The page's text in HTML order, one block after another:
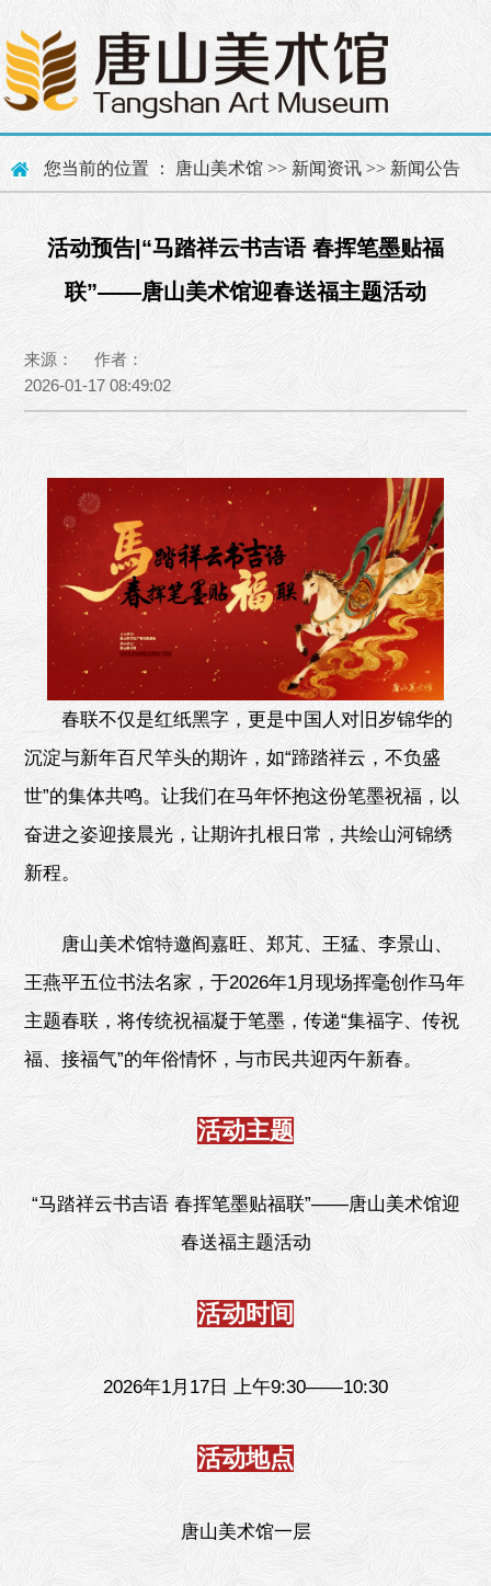
您当前的位置 ： 唐山美术馆 >> 新闻资讯 >> 新闻公告
活动预告|“马踏祥云书吉语 春挥笔墨贴福
联”——唐山美术馆迎春送福主题活动
来源： 作者：
2026-01-17 08:49:02
春联不仅是红纸黑字，更是中国人对旧岁锦华的
沉淀与新年百尺竿头的期许，如“蹄踏祥云，不负盛
世”的集体共鸣。让我们在马年怀抱这份笔墨祝福，以
奋进之姿迎接晨光，让期许扎根日常，共绘山河锦绣
新程。
唐山美术馆特邀阎嘉旺、郑芃、王猛、李景山、
王燕平五位书法名家，于2026年1月现场挥毫创作马年
主题春联，将传统祝福凝于笔墨，传递“集福字、传祝
福、接福气”的年俗情怀，与市民共迎丙午新春。
活动主题
“马踏祥云书吉语 春挥笔墨贴福联”——唐山美术馆迎
春送福主题活动
活动时间
2026年1月17日 上午9:30——10:30
活动地点
唐山美术馆一层